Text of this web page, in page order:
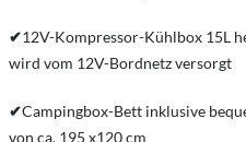
✔12V-Kompressor-Kühlbox 15L
wird vom 12V-Bordnetz versorgt
✔Campingbox-Bett inklusive
von ca. 195 x120 cm